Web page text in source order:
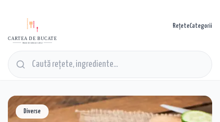
CARTEA DE BUCATE
Rețete de mâncare alese
RețeteCategorii
Diverse